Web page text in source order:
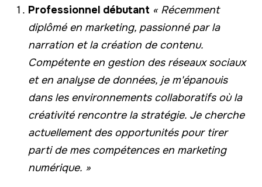
Professionnel débutant « Récemment
diplômé en marketing, passionné par la
narration et la création de contenu.
Compétente en gestion des réseaux sociaux
et en analyse de données, je m'épanouis
dans les environnements collaboratifs où la
créativité rencontre la stratégie. Je cherche
actuellement des opportunités pour tirer
parti de mes compétences en marketing
numérique. »